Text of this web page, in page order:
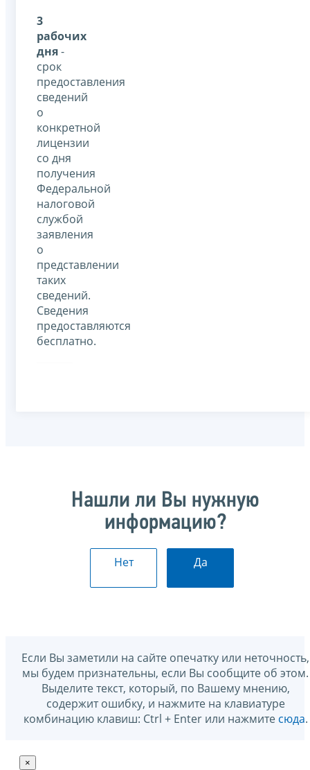
3
рабочих
дня-
срок
предоставления
сведений
о
конкретной
лицензии
со дня
получения
Федеральной
налоговой
службой
заявления
о
представлении
таких
сведений.
Сведения
предоставляются
бесплатно.
Нашли ли Вы нужную
информацию?
Нет Да
Если Вы заметили на сайте опечатку или неточность,
мы будем признательны, если Вы сообщите об этом.
Выделите текст, который, по Вашему мнению,
содержит ошибку, и нажмите на клавиатуре
комбинацию клавиш: Ctrl + Enter или нажмите сюда.
×